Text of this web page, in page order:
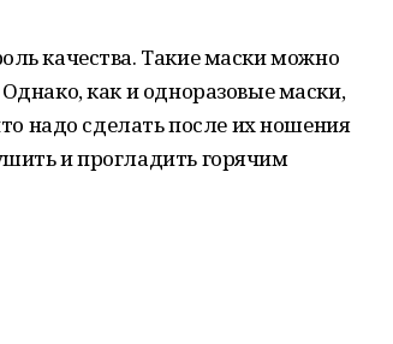
качества. Такие маски можно
как и одноразовые маски,
надо сделать после их ношения
и прогладить горячим